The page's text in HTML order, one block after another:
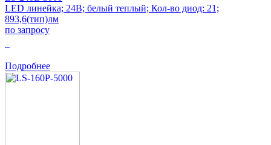
LED линейка; 24В; белый теплый; Кол-во диод: 21;
893,6(тип)лм
по запросу
Подробнее